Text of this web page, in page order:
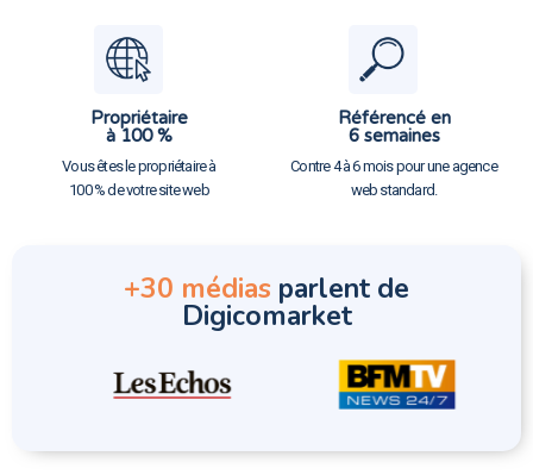
Propriétaire
à 100 %
Vous êtes le propriétaire à
100 % de votre site web
Référencé en
6 semaines
Contre 4 à 6 mois pour une agence
web standard.
+30 médias parlent de
Digicomarket